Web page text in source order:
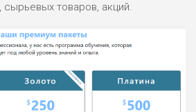
сырьевых товаров, акций.